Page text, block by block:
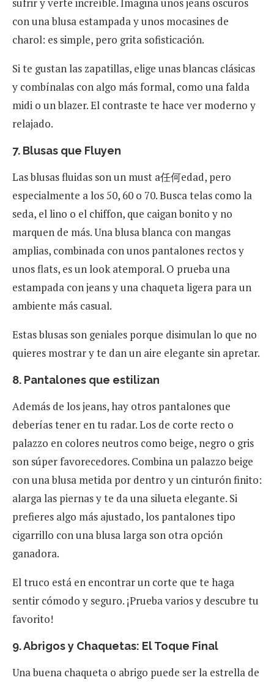
sufrir y verte increíble. Imagina unos jeans oscuros
con una blusa estampada y unos mocasines de
charol: es simple, pero grita sofisticación.
Si te gustan las zapatillas, elige unas blancas clásicas
y combínalas con algo más formal, como una falda
midi o un blazer. El contraste te hace ver moderno y
relajado.
7. Blusas que Fluyen
Las blusas fluidas son un must a任何edad, pero
especialmente a los 50, 60 o 70. Busca telas como la
seda, el lino o el chiffon, que caigan bonito y no
marquen de más. Una blusa blanca con mangas
amplias, combinada con unos pantalones rectos y
unos flats, es un look atemporal. O prueba una
estampada con jeans y una chaqueta ligera para un
ambiente más casual.
Estas blusas son geniales porque disimulan lo que no
quieres mostrar y te dan un aire elegante sin apretar.
8. Pantalones que estilizan
Además de los jeans, hay otros pantalones que
deberías tener en tu radar. Los de corte recto o
palazzo en colores neutros como beige, negro o gris
son súper favorecedores. Combina un palazzo beige
con una blusa metida por dentro y un cinturón finito:
alarga las piernas y te da una silueta elegante. Si
prefieres algo más ajustado, los pantalones tipo
cigarrillo con una blusa larga son otra opción
ganadora.
El truco está en encontrar un corte que te haga
sentir cómodo y seguro. ¡Prueba varios y descubre tu
favorito!
9. Abrigos y Chaquetas: El Toque Final
Una buena chaqueta o abrigo puede ser la estrella de